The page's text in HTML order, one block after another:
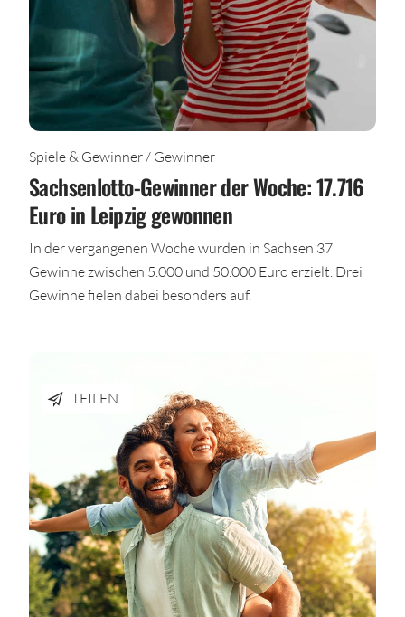
Spiele & Gewinner / Gewinner
Sachsenlotto-Gewinner der Woche: 17.716
Euro in Leipzig gewonnen
In der vergangenen Woche wurden in Sachsen 37
Gewinne zwischen 5.000 und 50.000 Euro erzielt. Drei
Gewinne fielen dabei besonders auf.
TEILEN